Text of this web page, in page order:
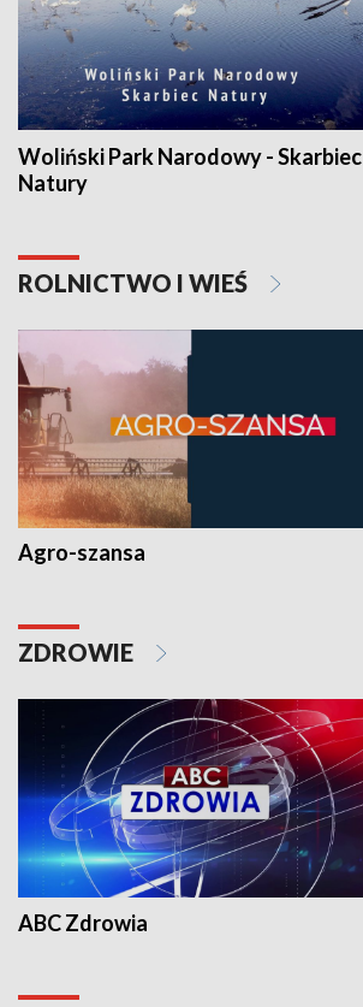
Woliński Park Narodowy - Skarbiec
Natury
ROLNICTWO I WIEŚ
Agro-szansa
ZDROWIE
ABC Zdrowia